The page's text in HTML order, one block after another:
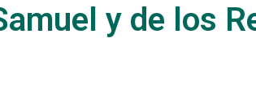
y de los